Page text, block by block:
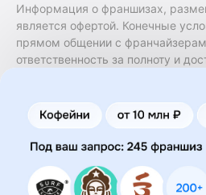
Информация о франшизах,
является офертой. Конечные
прямом общении с
ответственность за полноту и
финансовые услуги. Заключение
коммерческой концессии
правообладателями/их
не является посредником или
правообладателя и не несет